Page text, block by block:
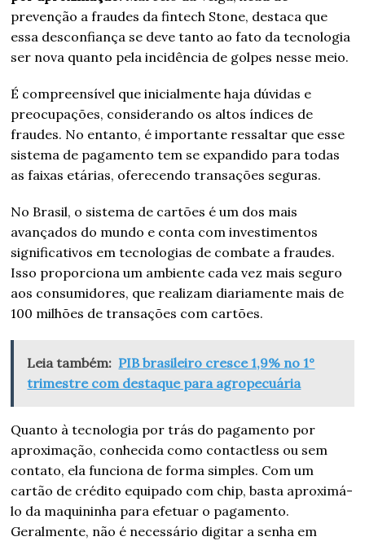
prevenção a fraudes da fintech Stone, destaca que
essa desconfiança se deve tanto ao fato da tecnologia
ser nova quanto pela incidência de golpes nesse meio.
É compreensível que inicialmente haja dúvidas e
preocupações, considerando os altos índices de
fraudes. No entanto, é importante ressaltar que esse
sistema de pagamento tem se expandido para todas
as faixas etárias, oferecendo transações seguras.
No Brasil, o sistema de cartões é um dos mais
avançados do mundo e conta com investimentos
significativos em tecnologias de combate a fraudes.
Isso proporciona um ambiente cada vez mais seguro
aos consumidores, que realizam diariamente mais de
100 milhões de transações com cartões.
Leia também: PIB brasileiro cresce 1,9% no 1°
trimestre com destaque para agropecuária
Quanto à tecnologia por trás do pagamento por
aproximação, conhecida como contactless ou sem
contato, ela funciona de forma simples. Com um
cartão de crédito equipado com chip, basta aproximá-
lo da maquininha para efetuar o pagamento.
Geralmente, não é necessário digitar a senha em